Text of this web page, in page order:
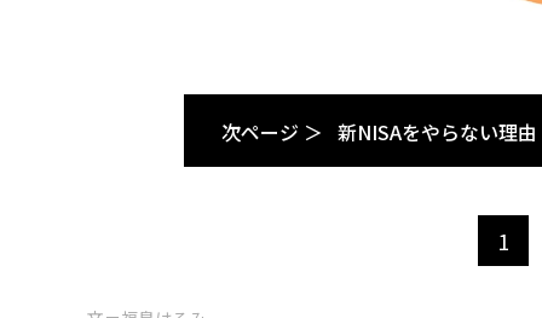
次ページ ＞ 新NISAをやらない理由
1